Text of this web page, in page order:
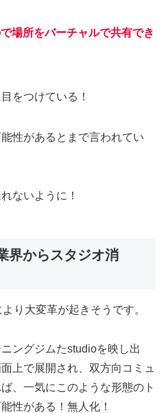
場所をバーチャルで共有でき
をつけている！
性があるとまで言われてい
ないように！
界からスタジオ消
り大変革が起きそうです。
ングジムたstudioを映し出
上で展開され、双方向コミュ
、一気にこのような形態のト
性がある！無人化！